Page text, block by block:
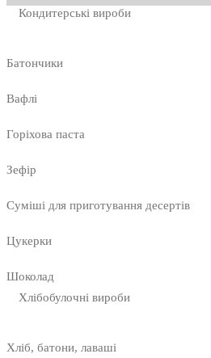
Кондитерські вироби
Батончики
Вафлі
Горіхова паста
Зефір
Суміші для приготування десертів
Цукерки
Шоколад
Хлібобулочні вироби
Хліб, батони, лаваші